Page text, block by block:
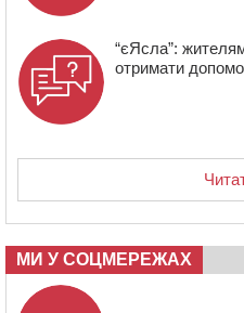
“єЯсла”:
отримати
МИ У СОЦМЕРЕЖАХ